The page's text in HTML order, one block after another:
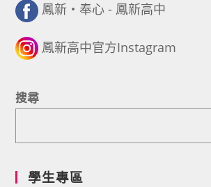
鳳新・奉心 - 鳳新高中
鳳新高中官方Instagram
搜尋
學生專區